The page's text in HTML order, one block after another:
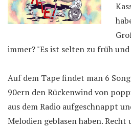
immer? "Es ist selten zu früh
Auf dem Tape findet man 6
90ern den Rückenwind von
aus dem Radio aufgeschnappt
Melodien geblasen haben.